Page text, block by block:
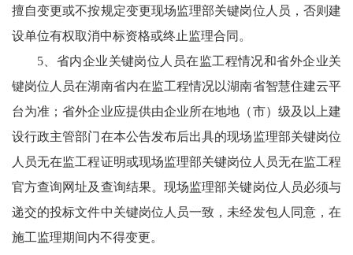
擅自变更或不按规定变更现场监理部关键岗位人员，否则建
设单位有权取消中标资格或终止监理合同。
5、省内企业关键岗位人员在监工程情况和省外企业关
键岗位人员在湖南省内在监工程情况以湖南省智慧住建云平
台为准；省外企业应提供由企业所在地地（市）级及以上建
设行政主管部门在本公告发布后出具的现场监理部关键岗位
人员无在监工程证明或现场监理部关键岗位人员无在监工程
官方查询网址及查询结果。现场监理部关键岗位人员必须与
递交的投标文件中关键岗位人员一致，未经发包人同意，在
施工监理期间内不得变更。